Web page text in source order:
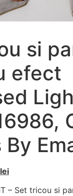
si
efect
lei
– Set tricou si